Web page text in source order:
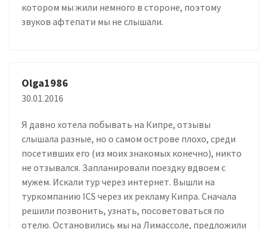
котором мы жили немного в стороне, поэтому
звуков афтепати мы не слышали.
Olga1986
30.01.2016
Я давно хотела побывать на Кипре, отзывы
слышала разные, но о самом острове плохо, среди
посетивших его (из моих знакомых конечно), никто
не отзывался. Запланировали поездку вдвоем с
мужем. Искали тур через интернет. Вышли на
туркомпанию ICS через их рекламу Кипра. Сначала
решили позвонить, узнать, посоветоваться по
отелю. Остановились мы на Лимассоле, предложили